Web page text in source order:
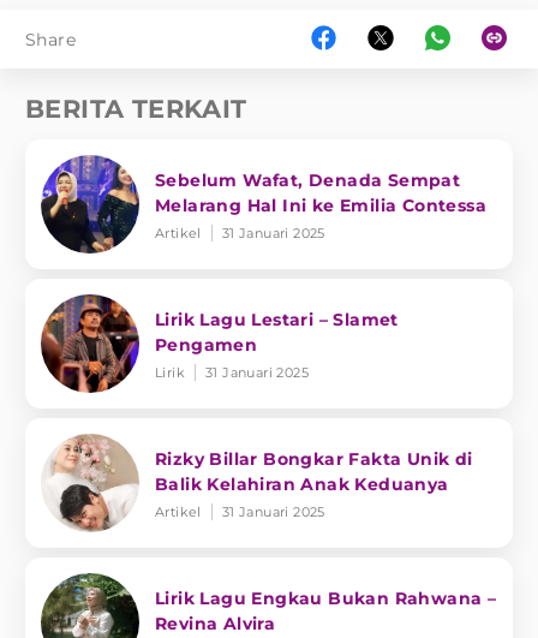
Share
BERITA TERKAIT
Sebelum Wafat, Denada Sempat
Melarang Hal Ini ke Emilia Contessa
Artikel 31 Januari 2025
Lirik Lagu Lestari – Slamet
Pengamen
Lirik 31 Januari 2025
Rizky Billar Bongkar Fakta Unik di
Balik Kelahiran Anak Keduanya
Artikel 31 Januari 2025
Lirik Lagu Engkau Bukan Rahwana –
Revina Alvira